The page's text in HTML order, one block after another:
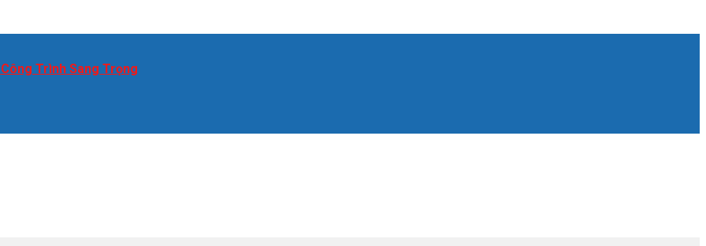
Trình Sang Trọng